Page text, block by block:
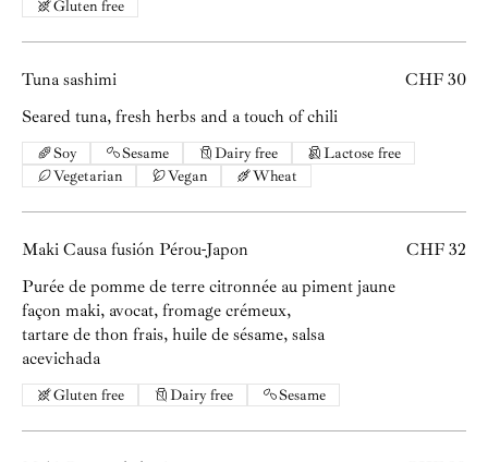
Gluten free
Tuna sashimi
Seared tuna, fresh herbs and a touch of chili
CHF 30
Soy Sesame Dairy free
Lactose free
Vegetarian
Vegan Wheat
Maki Causa fusión Pérou-Japon
Purée de pomme de terre citronnée au piment jaune
façon maki, avocat, fromage crémeux,
tartare de thon frais, huile de sésame, salsa
acevichada
CHF 32
Gluten free Dairy free Sesame